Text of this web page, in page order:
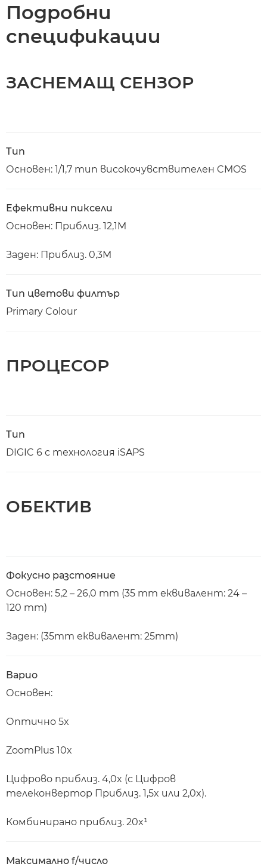
Подробни
спецификации
ЗАСНЕМАЩ СЕНЗОР
Тип
Основен: 1/1,7 тип високочувствителен CMOS
Ефективни пиксели
Основен: Приблиз. 12,1M
Заден: Приблиз. 0,3M
Тип цветови филтър
Primary Colour
ПРОЦЕСОР
Тип
DIGIC 6 с технология iSAPS
ОБЕКТИВ
Фокусно разстояние
Основен: 5,2 – 26,0 mm (35 mm еквивалент: 24 –
120 mm)
Заден: (35mm еквивалент: 25mm)
Варио
Основен:
Оптично 5x
ZoomPlus 10x
Цифрово приблиз. 4,0x (с Цифров
телеконвертор Приблиз. 1,5x или 2,0x).
Комбинирано приблиз. 20x¹
Максимално f/число